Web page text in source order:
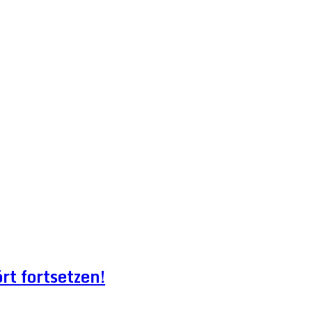
fortsetzen!